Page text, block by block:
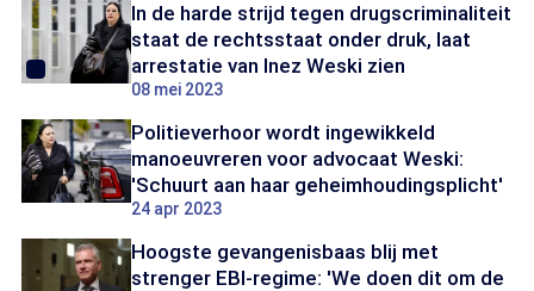
In de harde strijd tegen drugscriminaliteit
staat de rechtsstaat onder druk, laat
arrestatie van Inez Weski zien
08 mei 2023
Politieverhoor wordt ingewikkeld
manoeuvreren voor advocaat Weski:
'Schuurt aan haar geheimhoudingsplicht'
24 apr 2023
Hoogste gevangenisbaas blij met
strenger EBI-regime: 'We doen dit om de